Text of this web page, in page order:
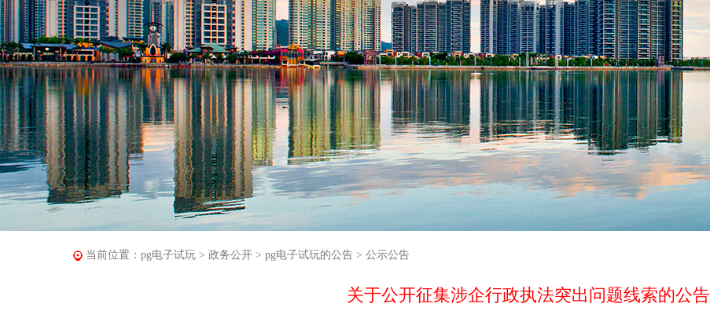
当前位置： pg电子试玩 > 政务公开 > pg电子试玩的公告 > 公示公告
关于公开征集涉企行政执法突出问题线索的公告